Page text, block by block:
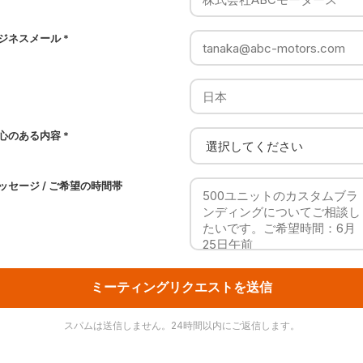
ネスメール *
のある内容 *
セージ / ご希望の時間帯
ミーティングリクエストを送信
スパムは送信しません。24時間以内にご返信します。